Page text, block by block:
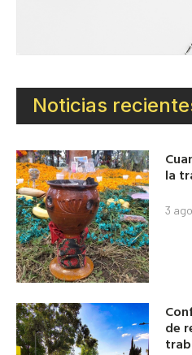
Noticias
la
3
de